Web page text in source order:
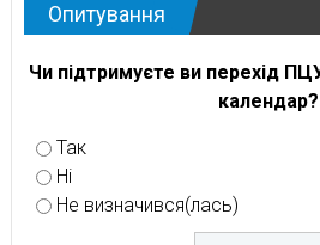
Опитування
Чи підтримуєте ви перехід
календар?
Так
Ні
Не визначився(лась)